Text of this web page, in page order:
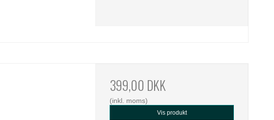
399,00 DKK
(inkl. moms)
Vis produkt